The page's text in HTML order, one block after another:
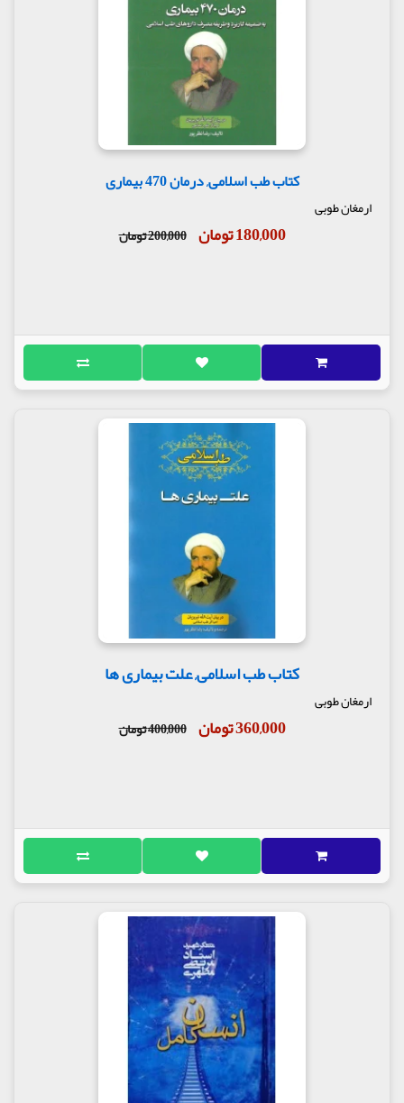
کتاب طب اسلامی, درمان 470 بیماری
ارمغان طوبی
180,000 تومان 200,000 تومان
کتاب طب اسلامی, علت بیماری ها
ارمغان طوبی
360,000 تومان 400,000 تومان